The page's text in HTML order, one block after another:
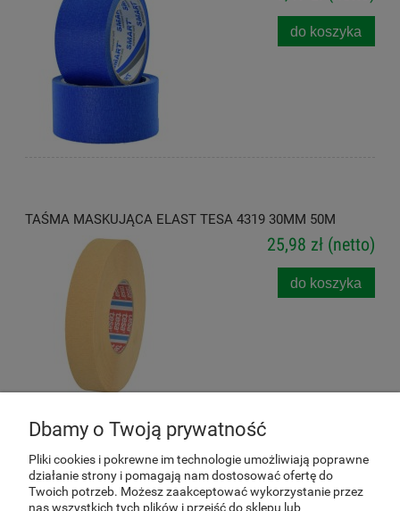
do koszyka
TAŚMA MASKUJĄCA ELAST TESA 4319 30MM 50M
25,98 zł (netto)
do koszyka
POMOC
Dbamy o Twoją prywatność
Pliki cookies i pokrewne im technologie umożliwiają poprawne
działanie strony i pomagają nam dostosować ofertę do
Twoich potrzeb. Możesz zaakceptować wykorzystanie przez
nas wszystkich tych plików i przejść do sklepu lub